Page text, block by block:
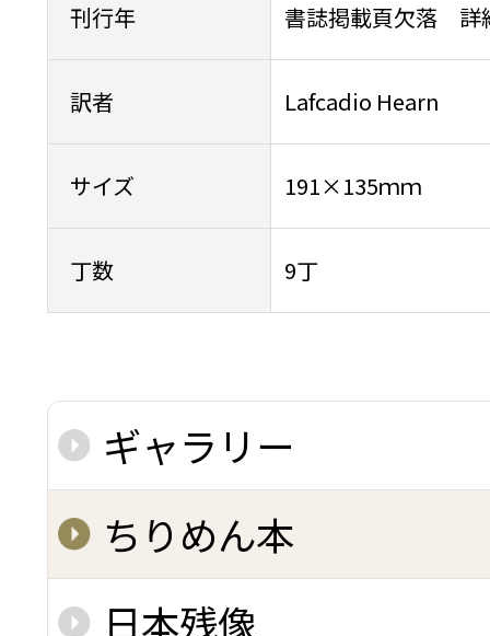
刊行年 書誌掲載頁欠落 詳
訳者 Lafcadio Hearn
サイズ 191×135ｍｍ
丁数 9丁
ギャラリー
ちりめん本
日本残像